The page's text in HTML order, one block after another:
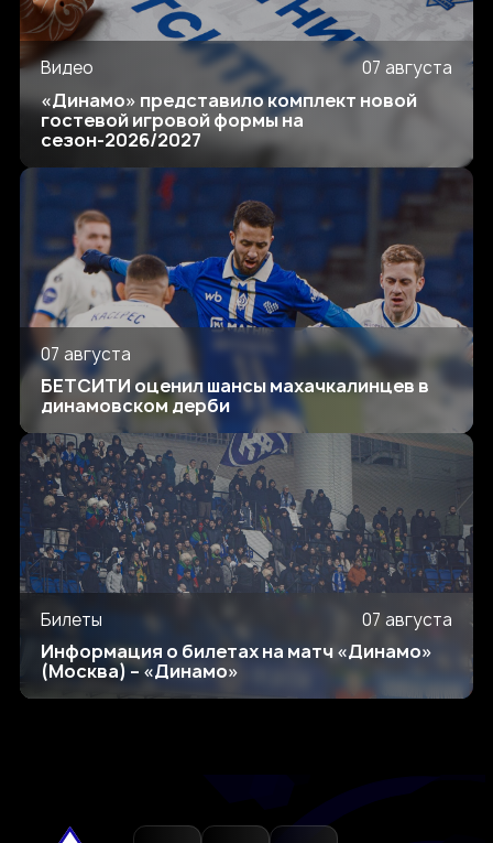
Видео 07 августа
«Динамо» представило комплект новой
гостевой игровой формы на
сезон-2026/2027
07 августа
БЕТСИТИ оценил шансы махачкалинцев в
динамовском дерби
Билеты 07 августа
Информация о билетах на матч «Динамо»
(Москва) – «Динамо»